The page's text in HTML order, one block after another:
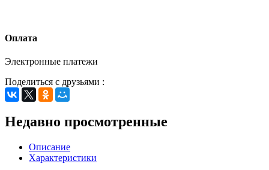
Оплата
Электронные платежи
Поделиться с друзьями :
Недавно просмотренные
Описание
Характеристики